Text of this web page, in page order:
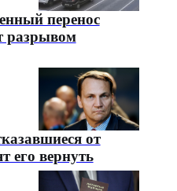
перенос
разрывом
от
его вернуть